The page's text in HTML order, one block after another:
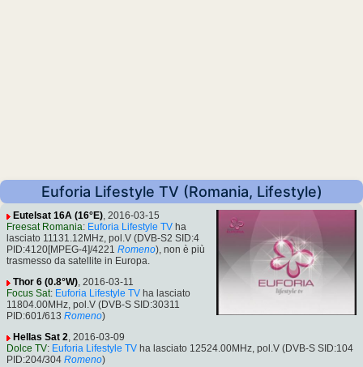
Euforia Lifestyle TV (Romania, Lifestyle)
Eutelsat 16A (16°E), 2016-03-15
Freesat Romania: Euforia Lifestyle TV ha
lasciato 11131.12MHz, pol.V (DVB-S2 SID:4
PID:4120[MPEG-4]/4221 Romeno), non è più
trasmesso da satellite in Europa.
Thor 6 (0.8°W), 2016-03-11
Focus Sat: Euforia Lifestyle TV ha lasciato
11804.00MHz, pol.V (DVB-S SID:30311
PID:601/613 Romeno)
Hellas Sat 2, 2016-03-09
Dolce TV: Euforia Lifestyle TV ha lasciato 12524.00MHz, pol.V (DVB-S SID:104
PID:204/304 Romeno)